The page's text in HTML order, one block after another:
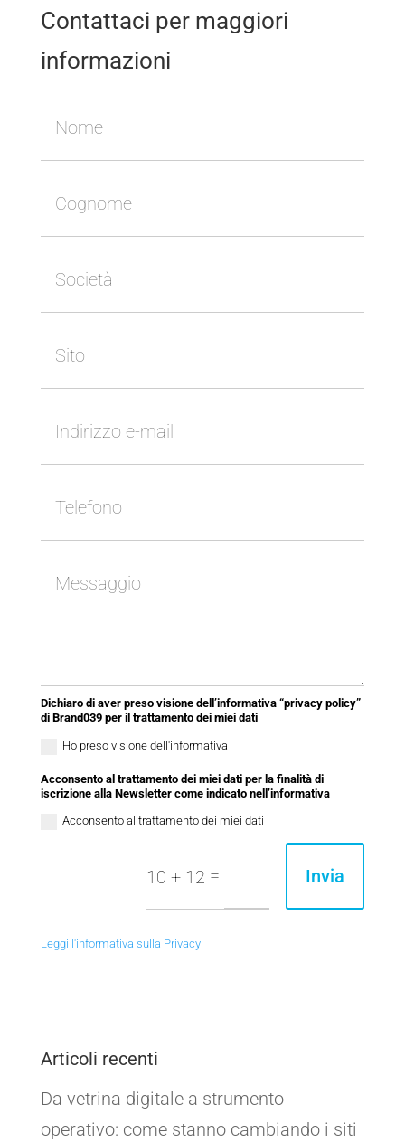
Contattaci per maggiori
informazioni
Dichiaro di aver preso visione dell’informativa “privacy policy”
di Brand039 per il trattamento dei miei dati
Ho preso visione dell'informativa
Acconsento al trattamento dei miei dati per la finalità di
iscrizione alla Newsletter come indicato nell’informativa
Acconsento al trattamento dei miei dati
10 + 12 = Invia
Leggi l'informativa sulla Privacy
Articoli recenti
Da vetrina digitale a strumento
operativo: come stanno cambiando i siti